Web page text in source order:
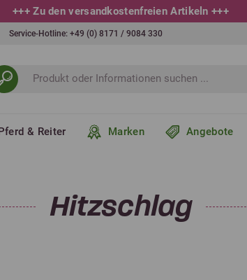
+++10 % bei Newsletteranmeldung+++
Service-Hotline: +49 (0) 8171 / 9084 330
& Reiter Marken Angebote
Hitzschlag